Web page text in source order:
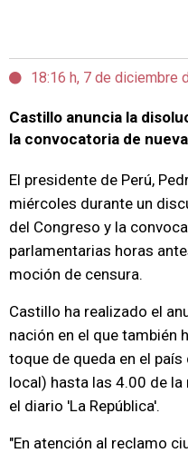
18:16 h, 7 de diciembre
Castillo anuncia la
la convocatoria de
El presidente de Perú,
miércoles durante un
del Congreso y la
parlamentarias horas
moción de censura.
Castillo ha realizado el
nación en el que también
toque de queda en el
local) hasta las 4.00 de
el diario 'La República'.
"En atención al reclamo